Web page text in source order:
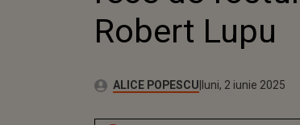
Robert Lupu
Autor:ALICE POPESCUPublicat:
luni, 2 iunie 2025
Actualizat:
luni, 2 iunie 2025